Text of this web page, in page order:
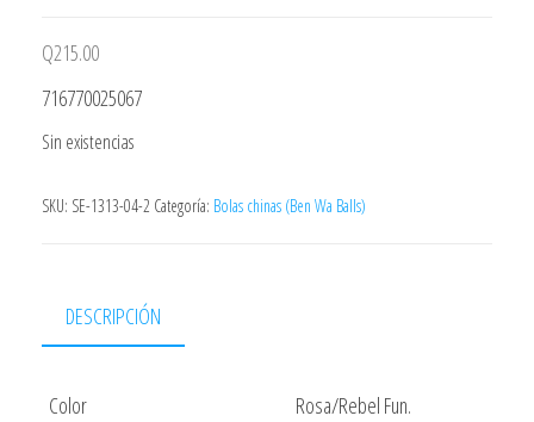
Q215.00
716770025067
Sin existencias
SKU: SE-1313-04-2 Categoría: Bolas chinas (Ben Wa Balls)
DESCRIPCIÓN
Color
Rosa/Rebel Fun.